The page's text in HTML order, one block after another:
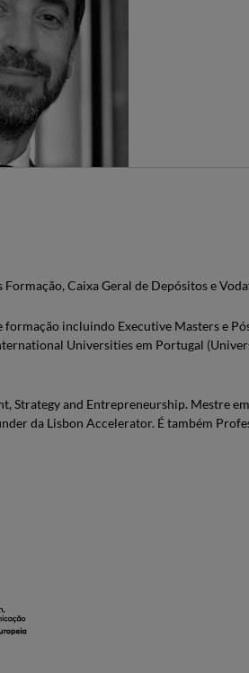
Caixa Geral de Depósitos e
incluindo Executive Masters e
Universities em Portugal
Strategy and Entrepreneurship. Mestre
da Lisbon Accelerator. É também